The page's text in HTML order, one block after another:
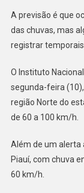
A previsão é que
das chuvas, mas
registrar
O Instituto
segunda-feira
região Norte do
de 60 a 100 km/h.
Além de um alerta
Piauí, com chuva
60 km/h.